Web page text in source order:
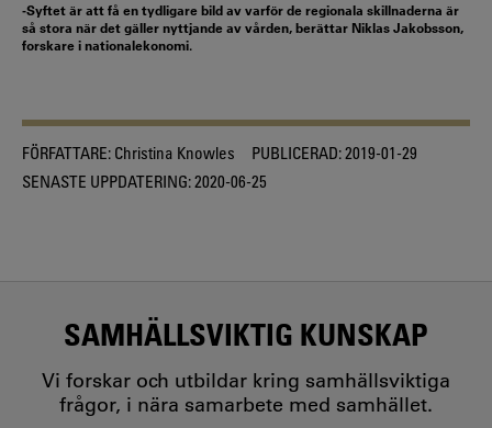
-Syftet är att få en tydligare bild av varför de regionala skillnaderna är
så stora när det gäller nyttjande av vården, berättar Niklas Jakobsson,
forskare i nationalekonomi.
FÖRFATTARE: Christina Knowles PUBLICERAD:2019-01-29
SENASTE UPPDATERING:2020-06-25
SAMHÄLLSVIKTIG KUNSKAP
Vi forskar och utbildar kring samhällsviktiga
frågor, i nära samarbete med samhället.